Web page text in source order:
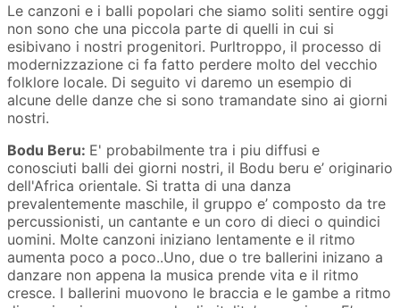
Le canzoni e i balli popolari che siamo soliti sentire oggi
non sono che una piccola parte di quelli in cui si
esibivano i nostri progenitori. Purltroppo, il processo di
modernizzazione ci fa fatto perdere molto del vecchio
folklore locale. Di seguito vi daremo un esempio di
alcune delle danze che si sono tramandate sino ai giorni
nostri.
Bodu Beru: E' probabilmente tra i piu diffusi e
conosciuti balli dei giorni nostri, il Bodu beru e’ originario
dell'Africa orientale. Si tratta di una danza
prevalentemente maschile, il gruppo e’ composto da tre
percussionisti, un cantante e un coro di dieci o quindici
uomini. Molte canzoni iniziano lentamente e il ritmo
aumenta poco a poco..Uno, due o tre ballerini inizano a
danzare non appena la musica prende vita e il ritmo
cresce. I ballerini muovono le braccia e le gambe a ritmo